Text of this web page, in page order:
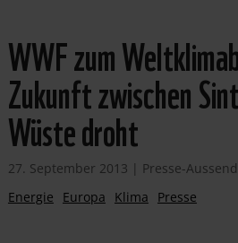
WWF zum
Zukunft zwischen
Wüste droht
27. September 2013 | Presse-
Energie
Europa Klima Presse